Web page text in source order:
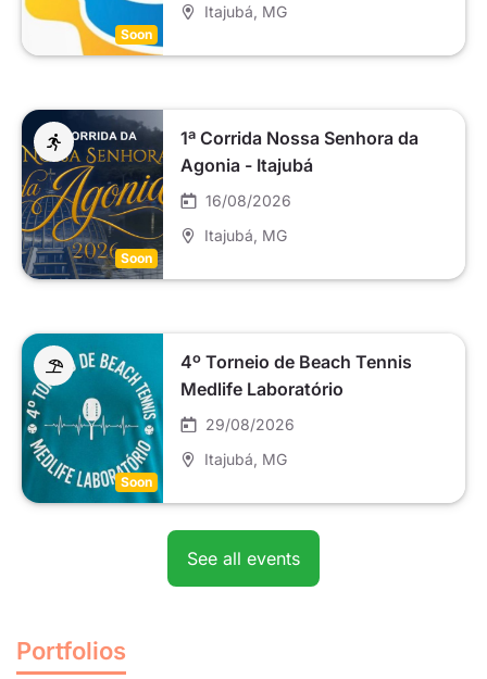
Soon
Itajubá , MG
Soon
1ª Corrida Nossa Senhora da
Agonia - Itajubá
16/08/2026
Itajubá , MG
Soon
4º Torneio de Beach Tennis
Medlife Laboratório
29/08/2026
Itajubá , MG
See all events
Portfolios